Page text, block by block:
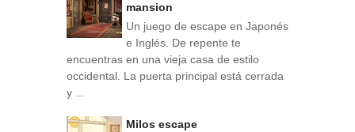
mansion
Un juego de escape en Japonés
e Inglés. De repente te
encuentras en una vieja casa de estilo
occidental. La puerta principal está cerrada
y ...
Milos escape